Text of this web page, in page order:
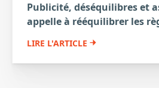
Publicité, déséquilibres et
appelle à rééquilibrer les
LIRE L'ARTICLE